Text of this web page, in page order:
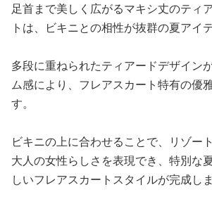
足首まで美しく広がるマキシ丈のティ
トは、ビキニとの相性が抜群の夏アイ
多段に重ねられたティアードデザイン
ム感により、フレアスカート特有の優
す。
ビキニの上に合わせることで、リゾー
大人の女性らしさを表現でき、特別な
しいフレアスカートスタイルが完成しま